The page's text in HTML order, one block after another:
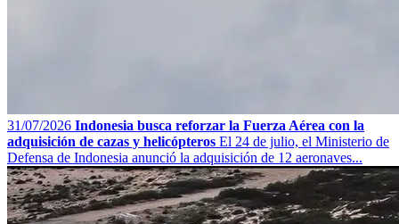
31/07/2026 Indonesia busca reforzar la Fuerza Aérea con la
adquisición de cazas y helicópteros El 24 de julio, el Ministerio de
Defensa de Indonesia anunció la adquisición de 12 aeronaves...